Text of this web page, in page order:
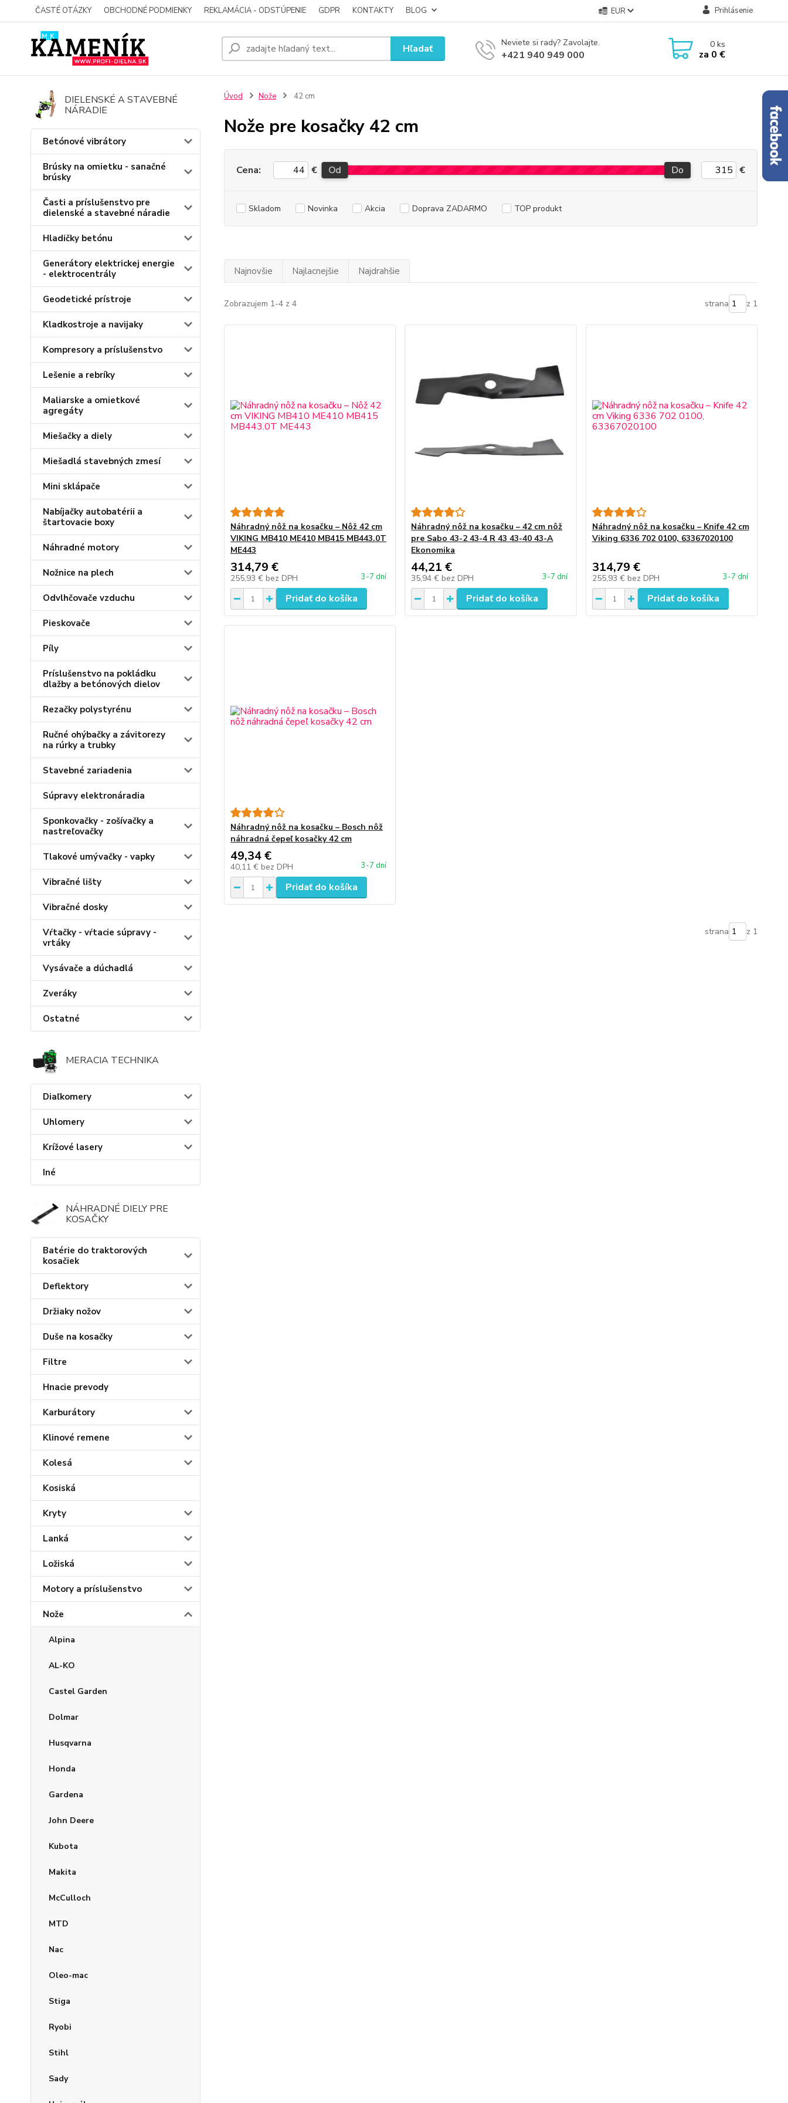
ČASTÉ OTÁZKY OBCHODNÉ PODMIENKY REKLAMÁCIA - ODSTÚPENIE GDPR KONTAKTY BLOG EUR Prihlásenie
Hľadať Neviete si rady? Zavolajte.
+421 940 949 000
0ks
za 0 €
DIELENSKÉ A STAVEBNÉ
NÁRADIE
Betónové vibrátory
Brúsky na omietku - sanačné
brúsky
Časti a príslušenstvo pre
dielenské a stavebné náradie
Hladičky betónu
Generátory elektrickej energie
- elektrocentrály
Geodetické prístroje
Kladkostroje a navijaky
Kompresory a príslušenstvo
Lešenie a rebríky
Maliarske a omietkové
agregáty
Miešačky a diely
Miešadlá stavebných zmesí
Mini sklápače
Nabíjačky autobatérii a
štartovacie boxy
Náhradné motory
Nožnice na plech
Odvlhčovače vzduchu
Pieskovače
Píly
Príslušenstvo na pokládku
dlažby a betónových dielov
Rezačky polystyrénu
Ručné ohýbačky a závitorezy
na rúrky a trubky
Stavebné zariadenia
Súpravy elektronáradia
Sponkovačky - zošívačky a
nastreľovačky
Tlakové umývačky - vapky
Vibračné lišty
Vibračné dosky
Vŕtačky - vŕtacie súpravy -
vrtáky
Vysávače a dúchadlá
Zveráky
Ostatné
MERACIA TECHNIKA
Diaľkomery
Uhlomery
Krížové lasery
Iné
NÁHRADNÉ DIELY PRE
KOSAČKY
Batérie do traktorových
kosačiek
Deflektory
Držiaky nožov
Duše na kosačky
Filtre
Hnacie prevody
Karburátory
Klinové remene
Kolesá
Kosiská
Kryty
Lanká
Ložiská
Motory a príslušenstvo
Nože
Alpina
AL-KO
Castel Garden
Dolmar
Husqvarna
Honda
Gardena
John Deere
Kubota
Makita
McCulloch
MTD
Nac
Oleo-mac
Stiga
Ryobi
Stihl
Sady
Úvod Nože 42 cm
Nože pre kosačky 42 cm
Cena: € Od Do €
Skladom Novinka Akcia Doprava ZADARMO TOP produkt
Najnovšie Najlacnejšie Najdrahšie
Zobrazujem 1-4 z 4 strana z 1
Náhradný nôž na kosačku – Nôž 42 cm
VIKING MB410 ME410 MB415 MB443.0T
ME443
314,79 €
255,93 € bez DPH 3-7 dní
Pridať do košíka
Náhradný nôž na kosačku – 42 cm nôž
pre Sabo 43-2 43-4 R 43 43-40 43-A
Ekonomika
44,21 €
35,94 € bez DPH 3-7 dní
Pridať do košíka
Náhradný nôž na kosačku – Knife 42 cm
Viking 6336 702 0100, 63367020100
314,79 €
255,93 € bez DPH 3-7 dní
Pridať do košíka
Náhradný nôž na kosačku – Bosch nôž
náhradná čepeľ kosačky 42 cm
49,34 €
40,11 € bez DPH 3-7 dní
Pridať do košíka
strana z 1